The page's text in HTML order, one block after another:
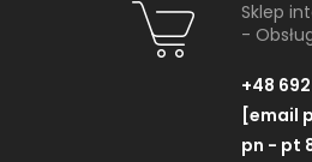
Sklep
-
+48 692
[email
pn - pt